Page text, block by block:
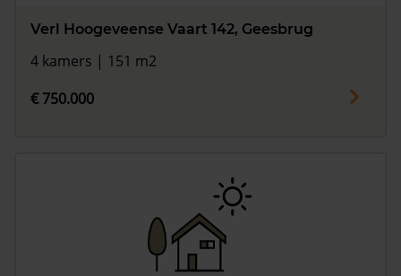
Verl Hoogeveense Vaart 142, Geesbrug
4 kamers | 151 m2
€ 750.000